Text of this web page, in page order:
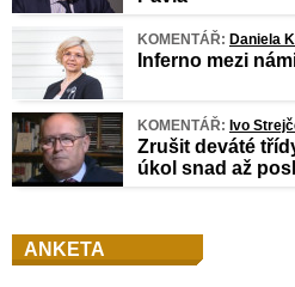
KOMENTÁŘ: Daniela
Inferno mezi
KOMENTÁŘ: Ivo
Zrušit deváté
úkol snad až
ANKETA